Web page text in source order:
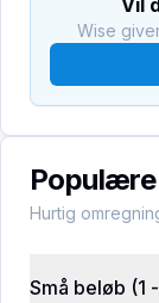
Vil
Wise
Hurtig
Små beløb (1